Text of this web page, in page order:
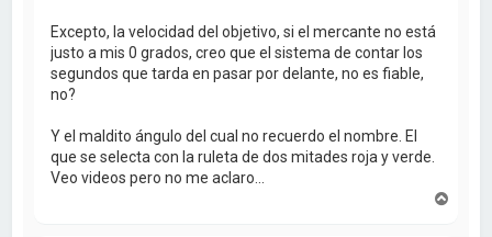
Excepto, la velocidad del objetivo, si el mercante no está
justo a mis 0 grados, creo que el sistema de contar los
segundos que tarda en pasar por delante, no es fiable,
no?
Y el maldito ángulo del cual no recuerdo el nombre. El
que se selecta con la ruleta de dos mitades roja y verde.
Veo videos pero no me aclaro...